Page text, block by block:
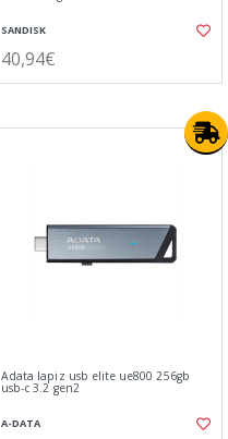
SANDISK
40,94€
Adata lapiz usb elite ue800 256gb
usb-c 3.2 gen2
A-DATA